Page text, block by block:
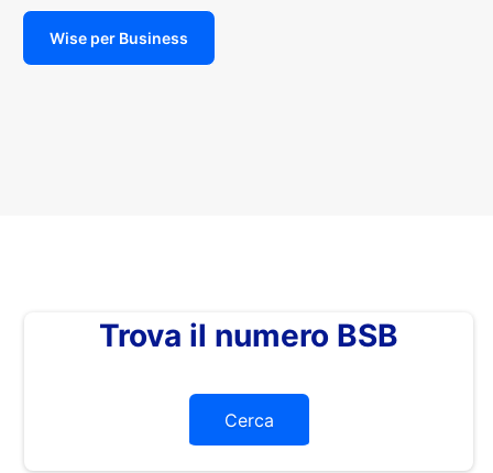
Wise per Business
Trova il numero BSB
Cerca